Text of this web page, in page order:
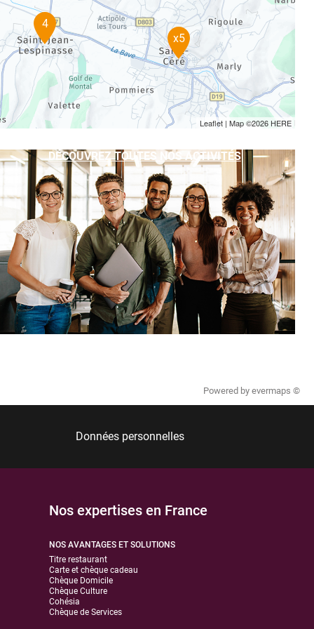
4
x5
Leaflet | Map ©2026 HERE
DÉCOUVREZ TOUTES NOS ACTIVITÉS
Powered by evermaps ©
Données personnelles
Nos expertises en France
NOS AVANTAGES ET SOLUTIONS
Titre restaurant
Carte et chèque cadeau
Chèque Domicile
Chèque Culture
Cohésia
Chèque de Services